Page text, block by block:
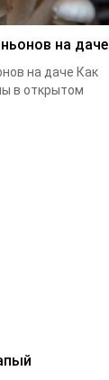
на даче
на даче Как
в открытом